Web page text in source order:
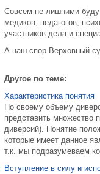
Совсем не лишними
медиков, педагогов,
участников дела и
А наш спор Верховный
Другое по теме:
Характеристика понятия
По своему объему
представить множество
диверсий). Понятие
которые имеет данное
т.к. мы подразумеваем
Вступление в силу и